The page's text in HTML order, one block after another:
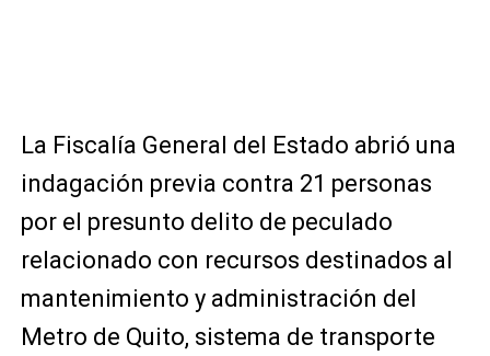
La Fiscalía General del Estado abrió una
indagación previa contra 21 personas
por el presunto delito de peculado
relacionado con recursos destinados al
mantenimiento y administración del
Metro de Quito, sistema de transporte